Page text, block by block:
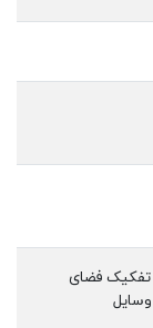
تفکیک فضای